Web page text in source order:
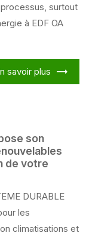
surtout
à EDF OA
savoir plus
son
de votre
DURABLE
les
climatisations et